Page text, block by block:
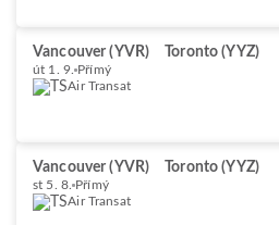
Vancouver (YVR) Toronto (YYZ)
út 1. 9. Přímý
Air Transat
Vancouver (YVR) Toronto (YYZ)
st 5. 8. Přímý
Air Transat